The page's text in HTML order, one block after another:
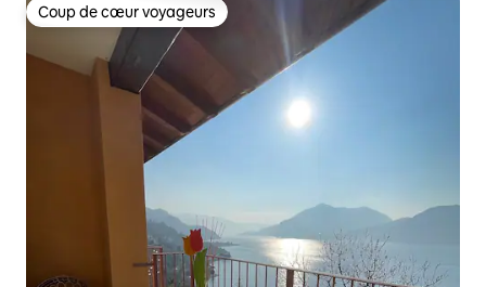
Coup de cœur voyageurs
Coup de cœur voyageurs